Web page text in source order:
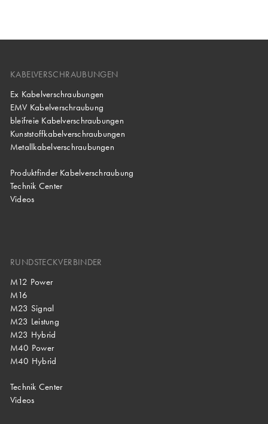
KABELVERSCHRAUBUNGEN
Ex Kabelverschraubungen
EMV Kabelverschraubung
bleifreie Kabelverschraubungen
Kunststoffkabelverschraubungen
Metallkabelverschraubungen
Produktfinder Kabelverschraubung
Technik Center
Videos
RUNDSTECKVERBINDER
M12 Power
M16
M23 Signal
M23 Leistung
M23 Hybrid
M40 Power
M40 Hybrid
Technik Center
Videos